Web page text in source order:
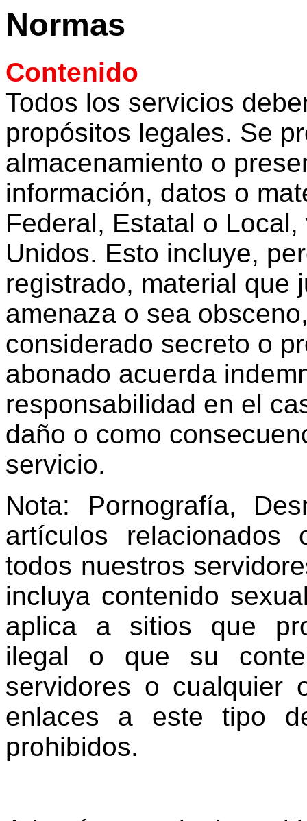
Normas
Contenido
Todos los servicios
propósitos legales. Se
almacenamiento o
información, datos o
Federal, Estatal o
Unidos. Esto incluye,
registrado, material que
amenaza o sea
considerado secreto o
abonado acuerda
responsabilidad en el
daño o como
servicio.
Nota: Pornografía,
artículos
todos nuestros
incluya contenido
aplica a sitios que
ilegal o que su
servidores o cualquier
enlaces a este tipo
prohibidos.